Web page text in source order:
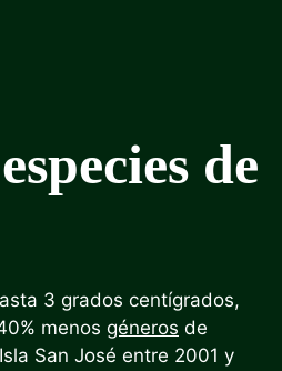
de
3 grados centígrados,
menos géneros de
San José entre 2001 y